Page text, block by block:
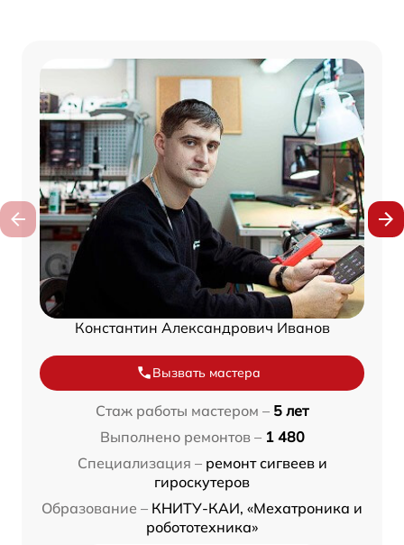
Константин Александрович Иванов
Вызвать мастера
Стаж работы мастером – 5 лет
Выполнено ремонтов – 1 480
Специализация – ремонт сигвеев и
гироскутеров
Образование – КНИТУ-КАИ, «Мехатроника и
робототехника»